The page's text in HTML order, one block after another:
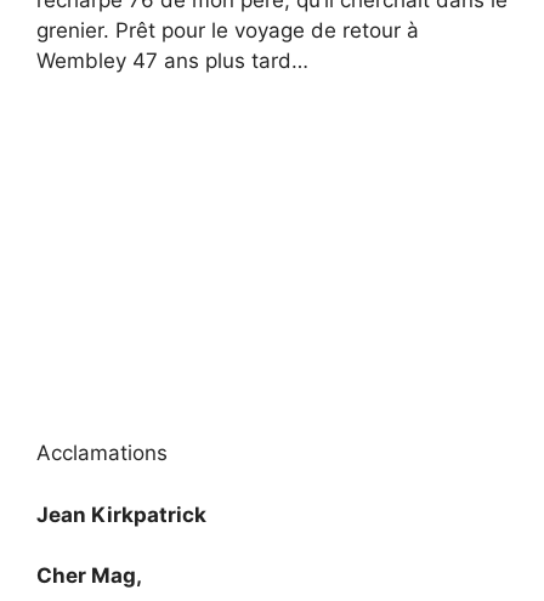
grenier. Prêt pour le voyage de retour à
Wembley 47 ans plus tard…
Acclamations
Jean Kirkpatrick
Cher Mag,